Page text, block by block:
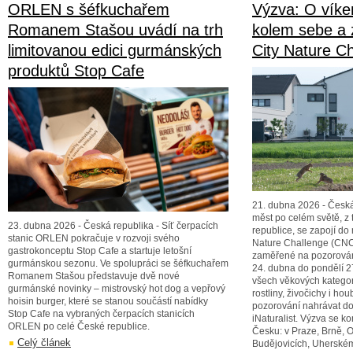
ORLEN s šéfkuchařem
Romanem Stašou uvádí na trh
limitovanou edici gurmánských
produktů Stop Cafe
23. dubna 2026 - Česká republika - Síť čerpacích
stanic ORLEN pokračuje v rozvoji svého
gastrokonceptu Stop Cafe a startuje letošní
gurmánskou sezonu. Ve spolupráci se šéfkuchařem
Romanem Stašou představuje dvě nové
gurmánské novinky – mistrovský hot dog a vepřový
hoisin burger, které se stanou součástí nabídky
Stop Cafe na vybraných čerpacích stanicích
ORLEN po celé České republice.
Celý článek
Výzva: O
kolem sebe a
City Nature
21. dubna 2026 -
měst po celém světě, z
republice, se zapojí do
Nature Challenge
zaměřené na
24. dubna do pondělí
všech věkových
rostliny, živočichy i
pozorování nahrávat
iNaturalist. Výzva se
Česku: v Praze, Brně,
Budějovicích,